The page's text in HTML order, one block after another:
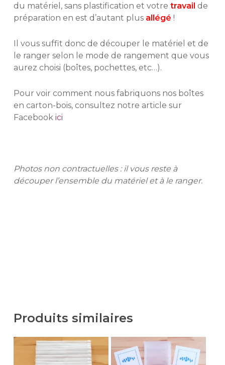
du matériel, sans plastification et votre travail de
préparation en est d’autant plus allégé !
Il vous suffit donc de découper le matériel et de
le ranger selon le mode de rangement que vous
aurez choisi (boîtes, pochettes, etc…).
Pour voir comment nous fabriquons nos boîtes
en carton-bois, consultez notre article sur
Facebook ici
Photos non contractuelles : il vous reste à
découper l’ensemble du matériel et à le ranger.
Produits similaires